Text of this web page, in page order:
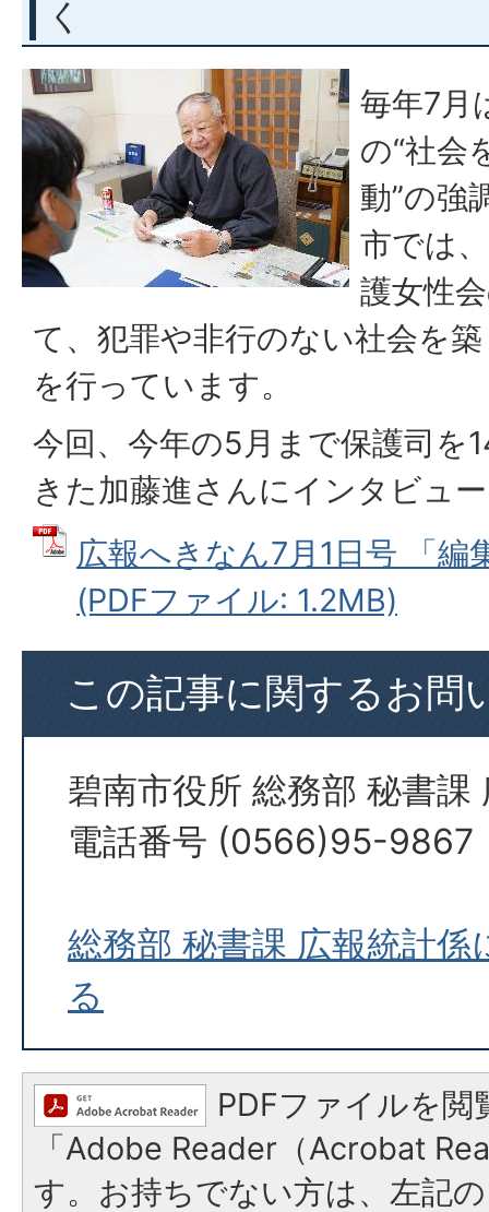
く
毎年7月
の“社会
動”の強
市では
護女性
て、犯罪や非行のない社会を
を行っています。
今回、今年の5月まで保護司を
きた加藤進さんにインタビュ
広報へきなん7月1日号 「編
(PDFファイル: 1.2MB)
この記事に関するお問
碧南市役所 総務部 秘書課
電話番号 (0566)95-9867
総務部 秘書課 広報統計係
る
PDFファイルを閲
「Adobe Reader（Acrobat
す。お持ちでない方は、左記